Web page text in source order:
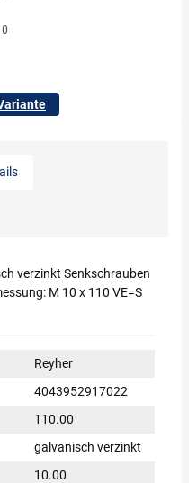
verzinkt Senkschrauben
M 10 x 110 VE=S
Reyher
4043952917022
110.00
galvanisch verzinkt
10.00